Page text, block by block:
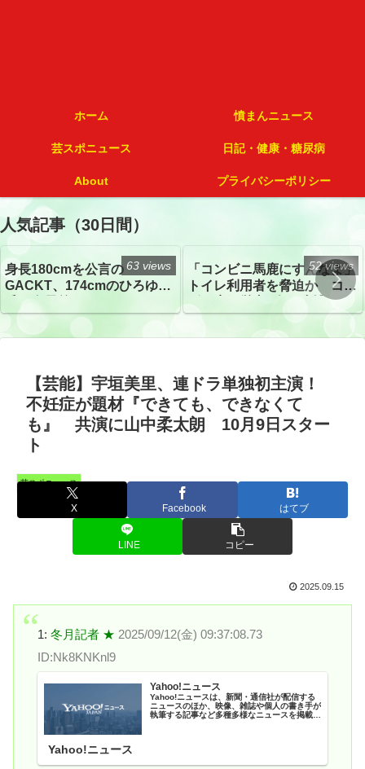
ホーム 憤まんニュース
芸スポニュース 日記・健康・糖尿病
About プライバシーポリシー
人気記事（30日間）
身長180cmを公言の
GACKT、174cmのひろゆき
トざわつき イベントでの写
真が話題
63 views
「コンビニ馬鹿にすんなよ」
トイレ利用者を脅迫か コン
52 views
【芸能】宇垣美里、連ドラ単独初主演！
不妊症が題材『できても、できなくて
も』 共演に山中柔太朗 10月9日スター
ト
芸スポニュース
X Facebook はてブ
LINE コピー
2025.09.15
1: 冬月記者 ★ 2025/09/12(金) 09:37:08.73
ID:Nk8KNKnl9
Yahoo!ニュース
Yahoo!ニュースは、新聞・通信社が配信する
ニュースのほか、映像、雑誌や個人の書き手が
執筆する記事など多種多様なニュースを掲載し
Yahoo!ニュース